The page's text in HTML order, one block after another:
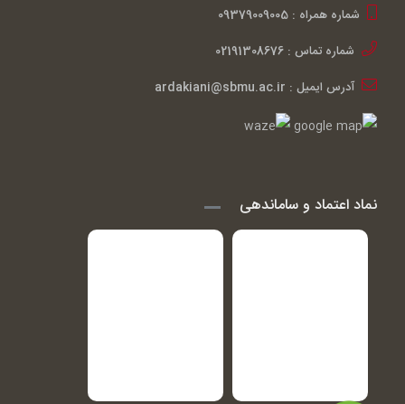
شماره همراه : 09379009005
شماره تماس : 02191308676
آدرس ایمیل : ardakiani@sbmu.ac.ir
نماد اعتماد و ساماندهی